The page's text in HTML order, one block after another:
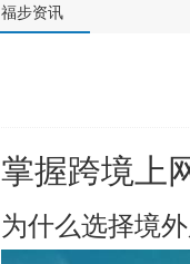
福步资讯
掌握跨境上
为什么选择境